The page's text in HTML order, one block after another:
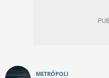
METRÓPOLI